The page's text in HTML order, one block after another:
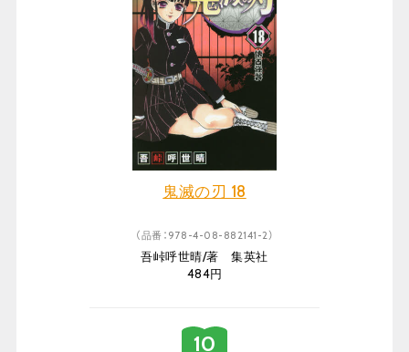
鬼滅の刃 18
（品番：978-4-08-882141-2）
吾峠呼世晴/著 集英社
484円